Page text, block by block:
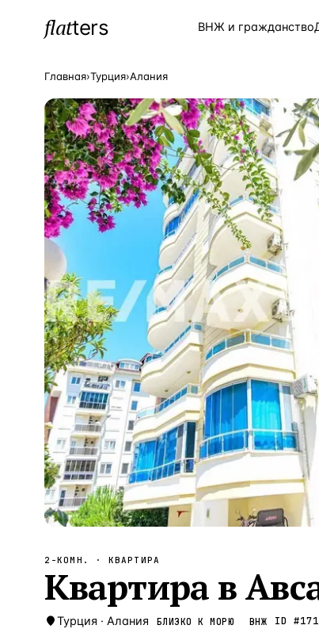
flatters ВНЖ и гражданство
ПОПУЛЯРНЫЕ НАПРАВЛЕНИЯ
Турция —Страна
Россия —Страна
Испания —Страна
Кипр
Таиланд
Греция —Страна
Сочи —Локация
Алания —Локация
Бангкок —Локация
Новороссийск —Локация
Стамбул —Локация
Анталия —Локация
Главная›Турция›Алания
2-КОМН. · КВАРТИРА
Квартира в
Турция · Алания БЛИЗКО К МОРЮ ВНЖ ID #